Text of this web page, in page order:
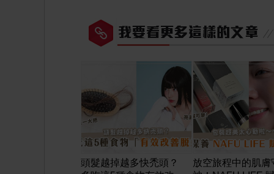
頭髮越掉越多快禿頭？
放空旅程中的肌膚